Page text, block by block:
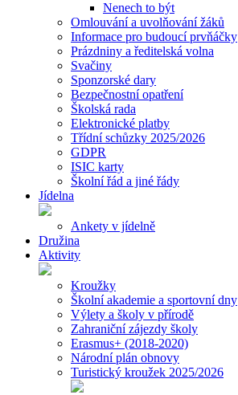
Nenech to být
Omlouvání a uvolňování žáků
Informace pro budoucí prvňáčky
Prázdniny a ředitelská volna
Svačiny
Sponzorské dary
Bezpečnostní opatření
Školská rada
Elektronické platby
Třídní schůzky 2025/2026
GDPR
ISIC karty
Školní řád a jiné řády
Jídelna
Ankety v jídelně
Družina
Aktivity
Kroužky
Školní akademie a sportovní dny
Výlety a školy v přírodě
Zahraniční zájezdy školy
Erasmus+ (2018-2020)
Národní plán obnovy
Turistický kroužek 2025/2026